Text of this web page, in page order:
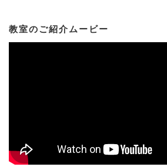
教室のご紹介ムービー